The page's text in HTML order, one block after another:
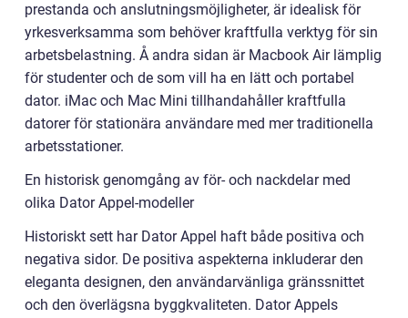
prestanda och anslutningsmöjligheter, är idealisk för
yrkesverksamma som behöver kraftfulla verktyg för sin
arbetsbelastning. Å andra sidan är Macbook Air lämplig
för studenter och de som vill ha en lätt och portabel
dator. iMac och Mac Mini tillhandahåller kraftfulla
datorer för stationära användare med mer traditionella
arbetsstationer.
En historisk genomgång av för- och nackdelar med
olika Dator Appel-modeller
Historiskt sett har Dator Appel haft både positiva och
negativa sidor. De positiva aspekterna inkluderar den
eleganta designen, den användarvänliga gränssnittet
och den överlägsna byggkvaliteten. Dator Appels